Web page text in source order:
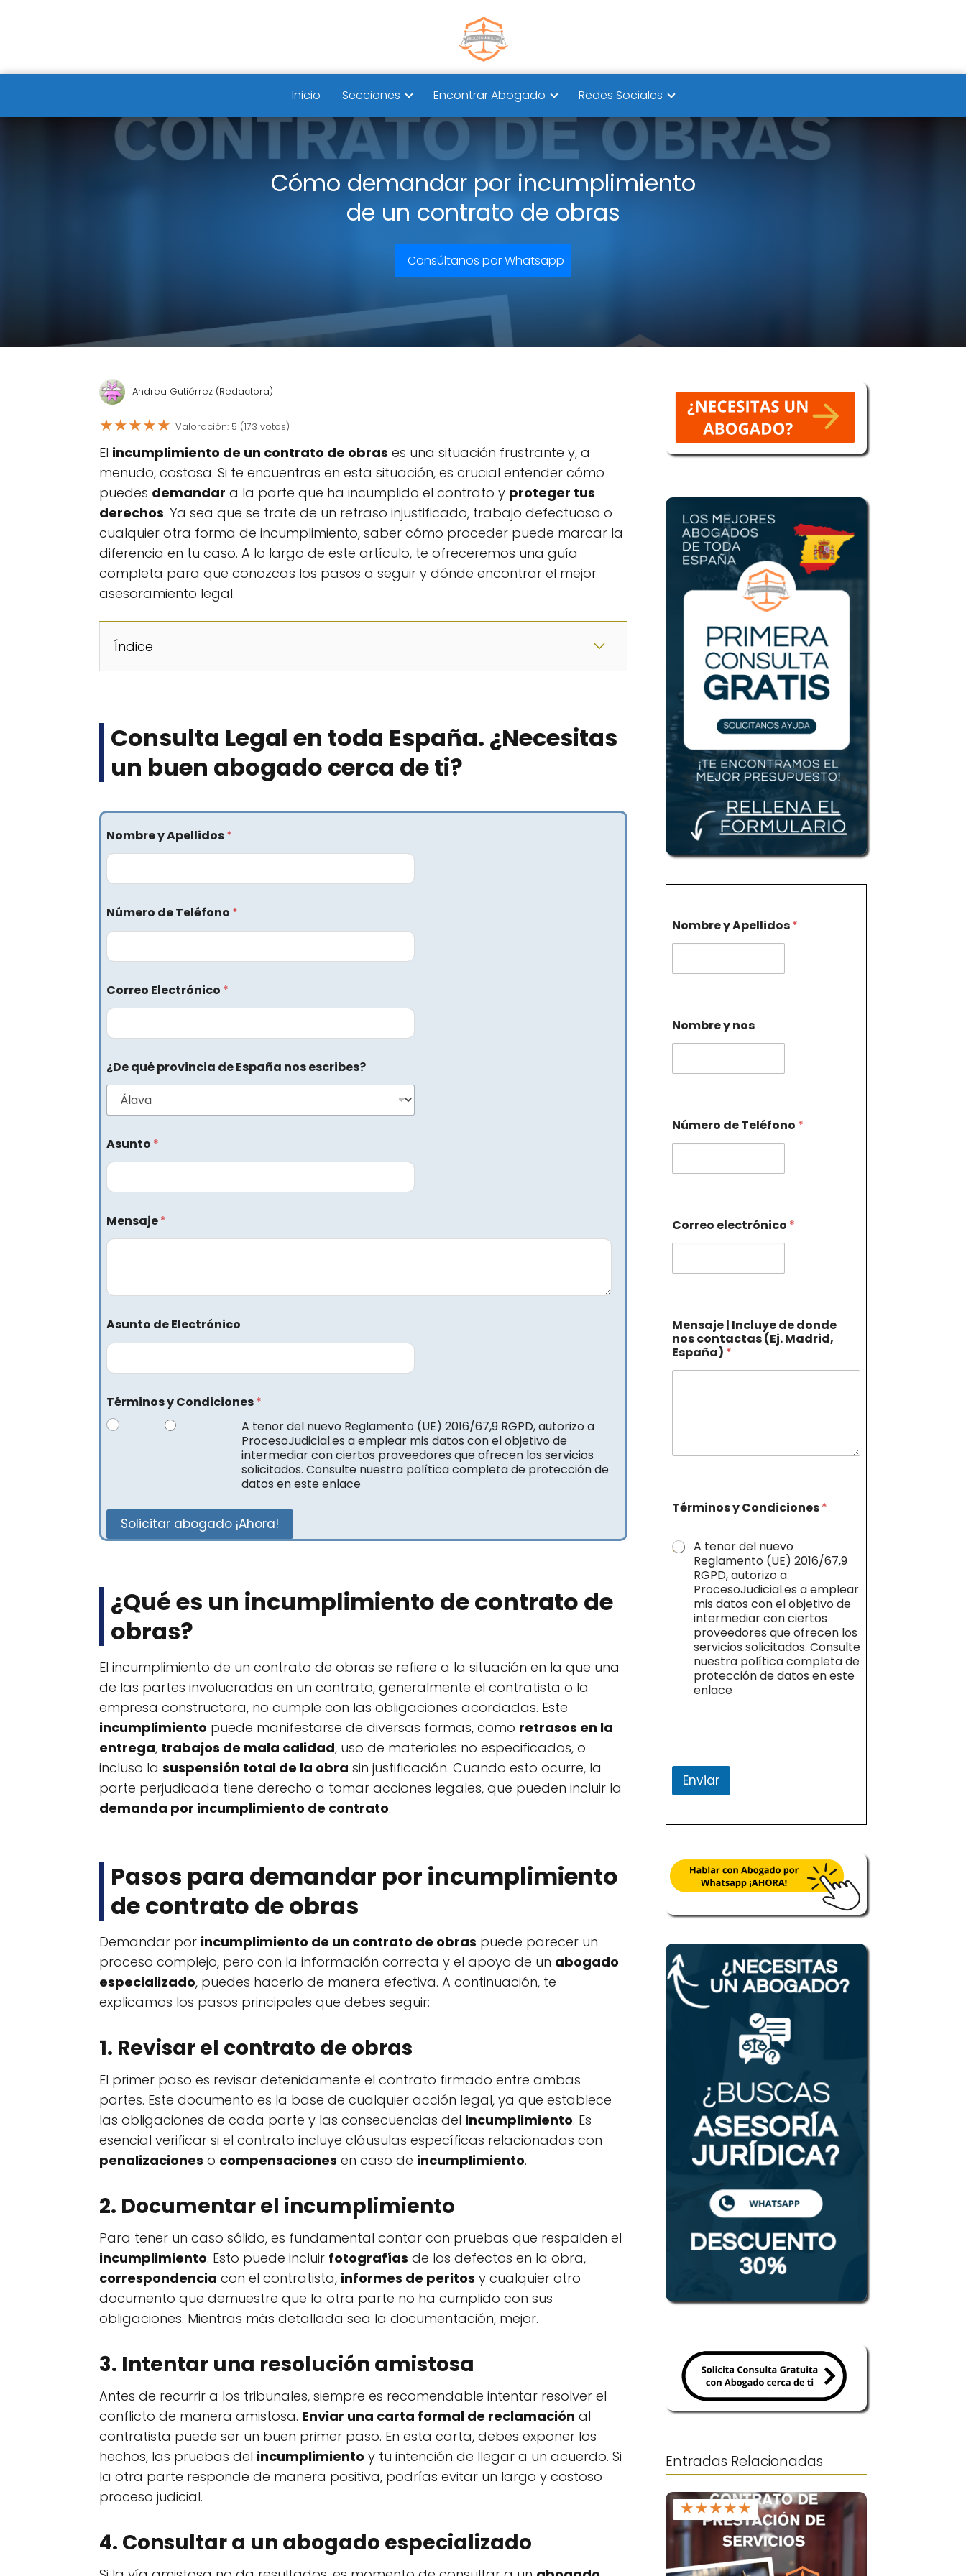
Inicio Secciones Encontrar Abogado Redes Sociales
Cómo demandar por incumplimiento
de un contrato de obras
Consúltanos por Whatsapp
Andrea Gutiérrez (Redactora)
★★★★★ Valoración: 5 (173 votos)
El incumplimiento de un contrato de obras es una situación frustrante y, a
menudo, costosa. Si te encuentras en esta situación, es crucial entender cómo
puedes demandar a la parte que ha incumplido el contrato y proteger tus
derechos. Ya sea que se trate de un retraso injustificado, trabajo defectuoso o
cualquier otra forma de incumplimiento, saber cómo proceder puede marcar la
diferencia en tu caso. A lo largo de este artículo, te ofreceremos una guía
completa para que conozcas los pasos a seguir y dónde encontrar el mejor
asesoramiento legal.
Índice
Consulta Legal en toda España. ¿Necesitas
un buen abogado cerca de ti?​
Nombre y Apellidos*
Número de Teléfono *
Correo Electrónico *
¿De qué provincia de España nos escribes?
Asunto *
Mensaje*
Asunto de Electrónico
Términos y Condiciones*
A tenor del nuevo Reglamento (UE) 2016/67,9 RGPD, autorizo a
ProcesoJudicial.es a emplear mis datos con el objetivo de
intermediar con ciertos proveedores que ofrecen los servicios
solicitados. Consulte nuestra política completa de protección de
datos en este enlace
Solicitar abogado ¡Ahora!
¿Qué es un incumplimiento de contrato de
obras?
El incumplimiento de un contrato de obras se refiere a la situación en la que una
de las partes involucradas en un contrato, generalmente el contratista o la
empresa constructora, no cumple con las obligaciones acordadas. Este
incumplimiento puede manifestarse de diversas formas, como retrasos en la
entrega, trabajos de mala calidad, uso de materiales no especificados, o
incluso la suspensión total de la obra sin justificación. Cuando esto ocurre, la
parte perjudicada tiene derecho a tomar acciones legales, que pueden incluir la
demanda por incumplimiento de contrato.
Pasos para demandar por incumplimiento
de contrato de obras
Demandar por incumplimiento de un contrato de obras puede parecer un
proceso complejo, pero con la información correcta y el apoyo de un abogado
especializado, puedes hacerlo de manera efectiva. A continuación, te
explicamos los pasos principales que debes seguir:
1. Revisar el contrato de obras
El primer paso es revisar detenidamente el contrato firmado entre ambas
partes. Este documento es la base de cualquier acción legal, ya que establece
las obligaciones de cada parte y las consecuencias del incumplimiento. Es
esencial verificar si el contrato incluye cláusulas específicas relacionadas con
penalizaciones o compensaciones en caso de incumplimiento.
2. Documentar el incumplimiento
Para tener un caso sólido, es fundamental contar con pruebas que respalden el
incumplimiento. Esto puede incluir fotografías de los defectos en la obra,
correspondencia con el contratista, informes de peritos y cualquier otro
documento que demuestre que la otra parte no ha cumplido con sus
obligaciones. Mientras más detallada sea la documentación, mejor.
3. Intentar una resolución amistosa
Antes de recurrir a los tribunales, siempre es recomendable intentar resolver el
conflicto de manera amistosa. Enviar una carta formal de reclamación al
contratista puede ser un buen primer paso. En esta carta, debes exponer los
hechos, las pruebas del incumplimiento y tu intención de llegar a un acuerdo. Si
la otra parte responde de manera positiva, podrías evitar un largo y costoso
proceso judicial.
4. Consultar a un abogado especializado
Nombre y Apellidos*
Nombre y nos
Número de Teléfono *
Correo electrónico *
Mensaje | Incluye de donde
nos contactas (Ej. Madrid,
España) *
Términos y Condiciones*
A tenor del nuevo
Reglamento (UE) 2016/67,9
RGPD, autorizo a
ProcesoJudicial.es a emplear
mis datos con el objetivo de
intermediar con ciertos
proveedores que ofrecen los
servicios solicitados. Consulte
nuestra política completa de
protección de datos en este
enlace
Enviar
Entradas Relacionadas
★★★★★